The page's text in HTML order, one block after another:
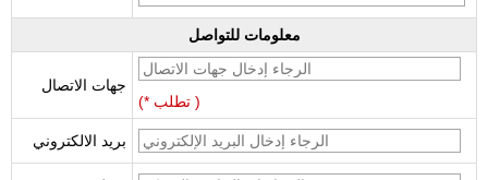
معلومات للتواصل
جهات الاتصال
(* تطلب )
بريد الالكتروني